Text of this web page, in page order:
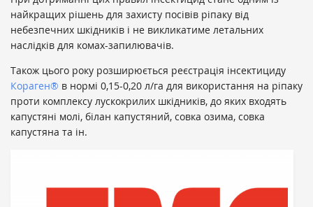
найкращих рішень для захисту посівів ріпаку від
небезпечних шкідників і не викликатиме летальних
наслідків для комах-запилювачів.
Також цього року розширюється реєстрація інсектициду
Кораген® в нормі 0,15-0,20 л/га для використання на ріпаку
проти комплексу лускокрилих шкідників, до яких входять
капустяні молі, білан капустяний, совка озима, совка
капустяна та ін.